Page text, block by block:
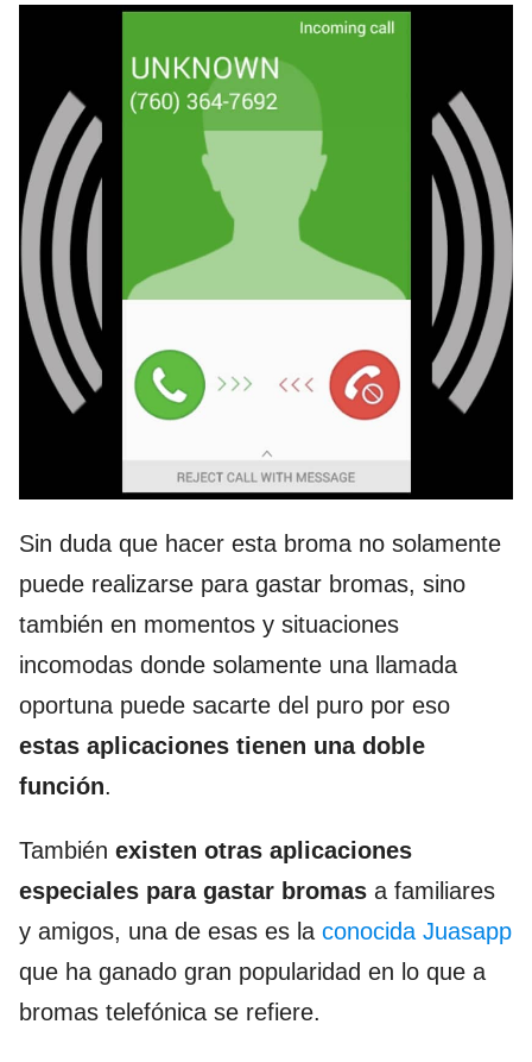
Sin duda que hacer esta broma no solamente
puede realizarse para gastar bromas, sino
también en momentos y situaciones
incomodas donde solamente una llamada
oportuna puede sacarte del puro por eso
estas aplicaciones tienen una doble
función.
También existen otras aplicaciones
especiales para gastar bromas a familiares
y amigos, una de esas es la conocida Juasapp
que ha ganado gran popularidad en lo que a
bromas telefónica se refiere.